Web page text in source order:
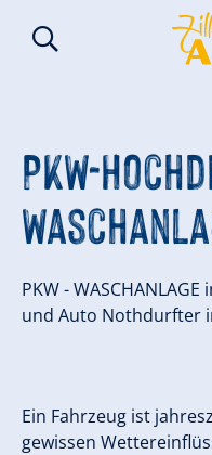
PKW-
PKW -
und Auto Nothdurfter
Ein Fahrzeug ist
gewissen